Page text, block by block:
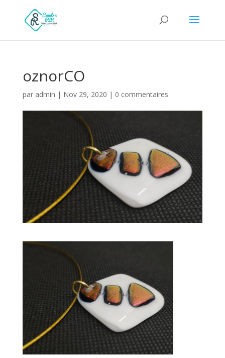
oznorCO
par admin | Nov 29, 2020 | 0 commentaires